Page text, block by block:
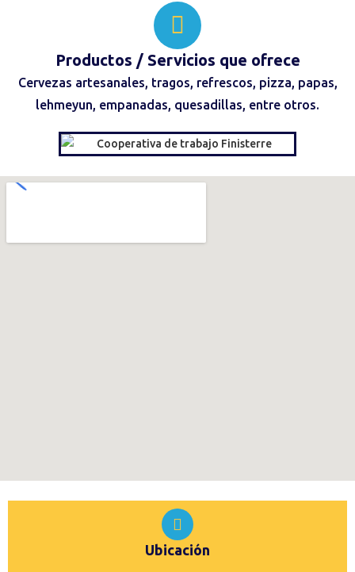
Productos / Servicios que ofrece
Cervezas artesanales, tragos, refrescos, pizza, papas,
lehmeyun, empanadas, quesadillas, entre otros.
Ubicación